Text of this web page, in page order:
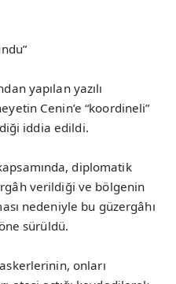
yapılan yazılı
Cenin’e “koordineli”
iddia edildi.
diplomatik
verildiği ve bölgenin
nedeniyle bu güzergâhı
sürüldü.
onları